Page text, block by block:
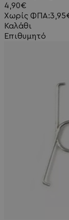
4,90€
Χωρίς
Καλάθι
Επιθυμητό